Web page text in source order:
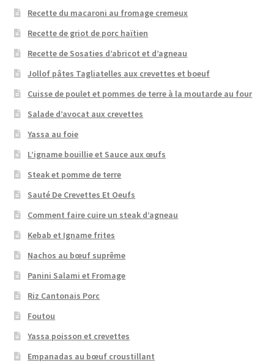
Recette du macaroni au fromage cremeux
Recette de griot de porc haïtien
Recette de Sosaties d’abricot et d’agneau
Jollof pâtes Tagliatelles aux crevettes et boeuf
Cuisse de poulet et pommes de terre à la moutarde au four
Salade d’avocat aux crevettes
Yassa au foie
L’igname bouillie et Sauce aux œufs
Steak et pomme de terre
Sauté De Crevettes Et Oeufs
Comment faire cuire un steak d’agneau
Kebab et Igname frites
Nachos au bœuf suprême
Panini Salami et Fromage
Riz Cantonais Porc
Foutou
Yassa poisson et crevettes
Empanadas au bœuf croustillant